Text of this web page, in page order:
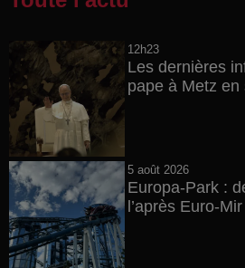
12h23
Les dernières
pape à Metz en
5 août 2026
Europa-Park :
l’après Euro-Mir